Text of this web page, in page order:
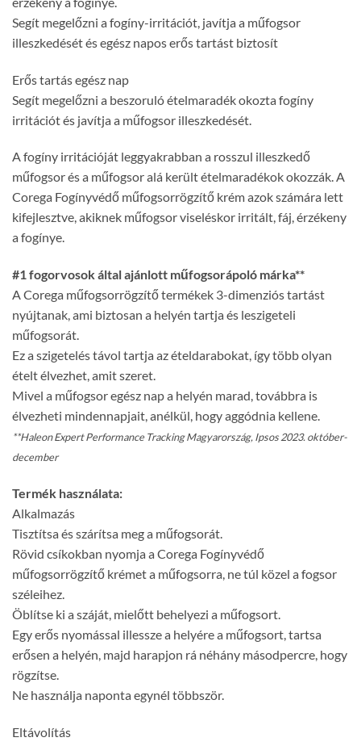
Segít megelőzni a fogíny-irritációt, javítja a műfogsor
illeszkedését és egész napos erős tartást biztosít
Erős tartás egész nap
Segít megelőzni a beszoruló ételmaradék okozta fogíny
irritációt és javítja a műfogsor illeszkedését.
A fogíny irritációját leggyakrabban a rosszul illeszkedő
műfogsor és a műfogsor alá került ételmaradékok okozzák. A
Corega Fogínyvédő műfogsorrögzítő krém azok számára lett
kifejlesztve, akiknek műfogsor viseléskor irritált, fáj, érzékeny
a fogínye.
#1 fogorvosok által ajánlott műfogsorápoló márka**
A Corega műfogsorrögzítő termékek 3-dimenziós tartást
nyújtanak, ami biztosan a helyén tartja és leszigeteli
műfogsorát.
Ez a szigetelés távol tartja az ételdarabokat, így több olyan
ételt élvezhet, amit szeret.
Mivel a műfogsor egész nap a helyén marad, továbbra is
élvezheti mindennapjait, anélkül, hogy aggódnia kellene.
**Haleon Expert Performance Tracking Magyarország, Ipsos 2023. október-
december
Termék használata:
Alkalmazás
Tisztítsa és szárítsa meg a műfogsorát.
Rövid csíkokban nyomja a Corega Fogínyvédő
műfogsorrögzítő krémet a műfogsorra, ne túl közel a fogsor
széleihez.
Öblítse ki a száját, mielőtt behelyezi a műfogsort.
Egy erős nyomással illessze a helyére a műfogsort, tartsa
erősen a helyén, majd harapjon rá néhány másodpercre, hogy
rögzítse.
Ne használja naponta egynél többször.
Eltávolítás